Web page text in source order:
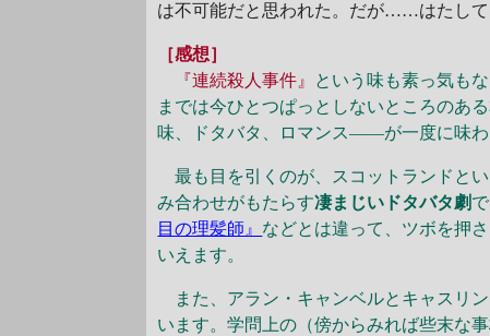
は不可能だと思われた。だが……はたして
［感想］
『連続殺人事件』 という味も素っ気も
までは今ひとつぱっとしないところのあ
味、ドタバタ、ロマンス――が一度に味
最も目を引くのが、スコットランドと
み合わせがもたらす凄まじいドタバタ劇
目の理髪師』 などとは違って、ツボを押
いえます。
また、アラン・キャンベルとキャスリ
います。学問上の（傍からみれば些末な